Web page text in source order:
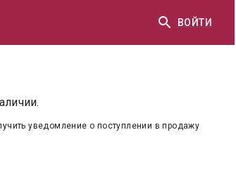
ВОЙТИ
уведомление о поступлении в продажу